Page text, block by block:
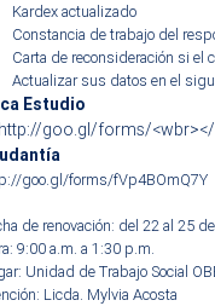
Kardex actualizado
Constancia de trabajo del
Carta de reconsideración si el
Actualizar sus datos en el
Estudio
http://goo.gl/forms/
goo.gl/forms/fVp4BOmQ7Y
de renovación: del 22 al 25
9:00 a.m. a 1:30 p.m.
Unidad de Trabajo Social
Licda. Mylvia Acosta